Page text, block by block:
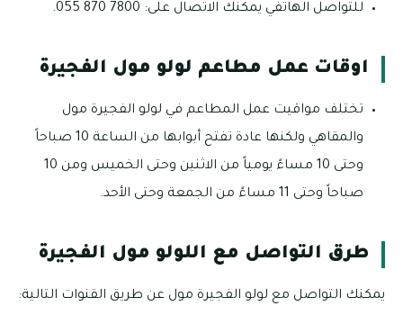
للتواصل الهاتفي يمكنك الاتصال على: 7800 870 055.
اوقات عمل مطاعم لولو مول الفجيرة
تختلف مواقيت عمل المطاعم في لولو الفجيرة مول
والمقاهي ولكنها عادة تفتح أبوابها من الساعة 10 صباحاً
وحتى 10 مساءً يومياً من الاثنين وحتى الخميس ومن 10
صباحاً وحتى 11 مساءً من الجمعة وحتى الأحد.
طرق التواصل مع اللولو مول الفجيرة
يمكنك التواصل مع لولو الفجيرة مول عن طريق القنوات التالية: